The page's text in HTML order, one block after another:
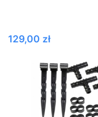
Cena
129,00 zł